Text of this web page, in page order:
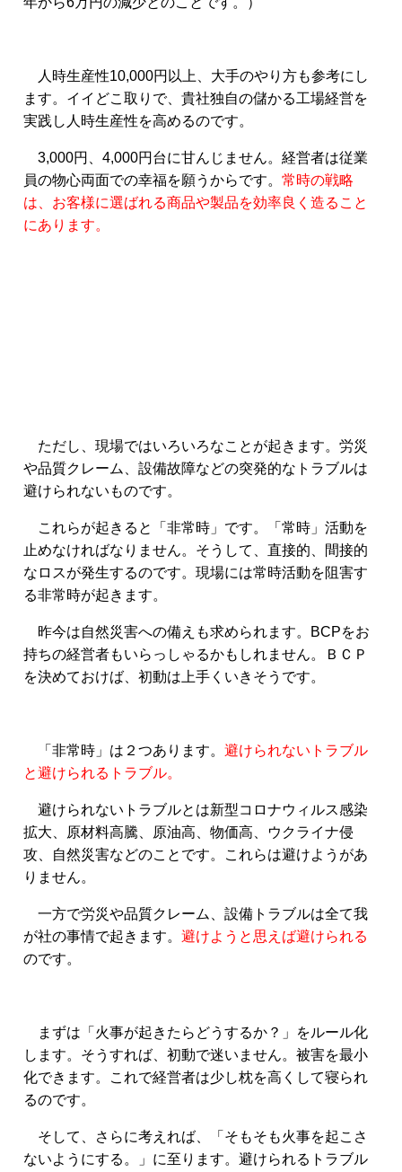
人時生産性10,000円以上、大手のやり方も参考にし
ます。イイどこ取りで、貴社独自の儲かる工場経営を
実践し人時生産性を高めるのです。
3,000円、4,000円台に甘んじません。経営者は従業
員の物心両面での幸福を願うからです。常時の戦略
は、お客様に選ばれる商品や製品を効率良く造ること
にあります。
ただし、現場ではいろいろなことが起きます。労災
や品質クレーム、設備故障などの突発的なトラブルは
避けられないものです。
これらが起きると「非常時」です。「常時」活動を
止めなければなりません。そうして、直接的、間接的
なロスが発生するのです。現場には常時活動を阻害す
る非常時が起きます。
昨今は自然災害への備えも求められます。BCPをお
持ちの経営者もいらっしゃるかもしれません。ＢＣＰ
を決めておけば、初動は上手くいきそうです。
「非常時」は２つあります。避けられないトラブル
と避けられるトラブル。
避けられないトラブルとは新型コロナウィルス感染
拡大、原材料高騰、原油高、物価高、ウクライナ侵
攻、自然災害などのことです。これらは避けようがあ
りません。
一方で労災や品質クレーム、設備トラブルは全て我
が社の事情で起きます。避けようと思えば避けられる
のです。
まずは「火事が起きたらどうするか？」をルール化
します。そうすれば、初動で迷いません。被害を最小
化できます。これで経営者は少し枕を高くして寝られ
るのです。
そして、さらに考えれば、「そもそも火事を起こさ
ないようにする。」に至ります。避けられるトラブル